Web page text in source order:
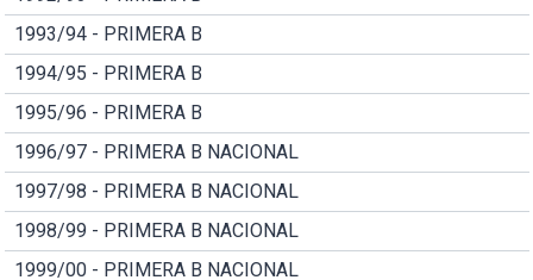
1993/94 - PRIMERA B
1994/95 - PRIMERA B
1995/96 - PRIMERA B
1996/97 - PRIMERA B NACIONAL
1997/98 - PRIMERA B NACIONAL
1998/99 - PRIMERA B NACIONAL
1999/00 - PRIMERA B NACIONAL